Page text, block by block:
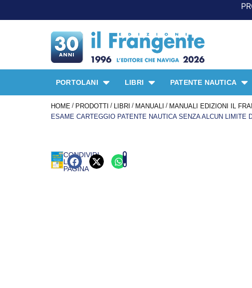
PROMO SPECIALE
PORTOLANI LIBRI PATENTE NAUTICA
HOME / PRODOTTI / LIBRI / MANUALI / MANUALI EDIZIONI IL
ESAME CARTEGGIO PATENTE NAUTICA SENZA ALCUN
CONDIVIDI
LA
PAGINA